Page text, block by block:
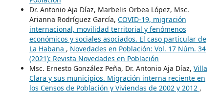
Dr. Antonio Aja Díaz, Marbelis Orbea López, Msc.
Arianna Rodríguez García, COVID-19, migración
internacional, movilidad territorial y fenómenos
económicos y sociales asociados. El caso particular de
La Habana , Novedades en Población: Vol. 17 Núm. 34
(2021): Revista Novedades en Población
Msc. Ernesto González Peña, Dr. Antonio Aja Díaz, Villa
Clara y sus municipios. Migración interna reciente en
los Censos de Población y Viviendas de 2002 y 2012 ,